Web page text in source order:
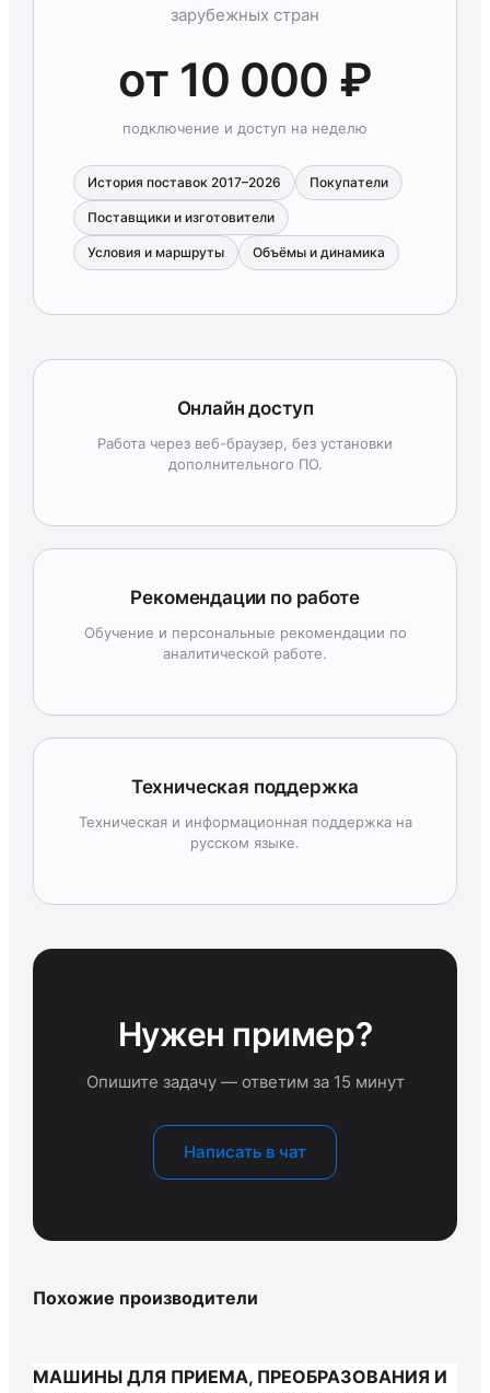
зарубежных стран
от 10 000 ₽
подключение и доступ на неделю
История поставок 2017–2026 Покупатели
Поставщики и изготовители
Условия и маршруты Объёмы и динамика
Онлайн доступ
Работа через веб-браузер, без установки
дополнительного ПО.
Рекомендации по работе
Обучение и персональные рекомендации по
аналитической работе.
Техническая поддержка
Техническая и информационная поддержка на
русском языке.
Нужен пример?
Опишите задачу — ответим за 15 минут
Написать в чат
Похожие производители
МАШИНЫ ДЛЯ ПРИЕМА, ПРЕОБРАЗОВАНИЯ И